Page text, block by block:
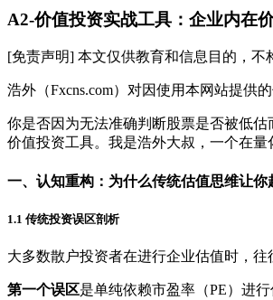
A2-价值投资实战工具：企业内在
[免责声明] 本文仅供教育和信息目的，不
浩外（Fxcns.com）对因使用本网站提供
你是否因为无法准确判断股票是否被低
价值投资工具。我是浩外大叔，一个在
一、认知重构：为什么传统估值思维让你
1.1 传统投资误区剖析
大多数散户投资者在进行企业估值时，往
第一个误区是单纯依赖市盈率（PE）进